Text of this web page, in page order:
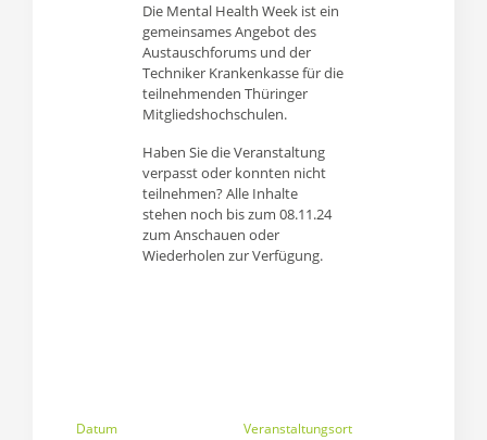
Die Mental Health Week ist ein
gemeinsames Angebot des
Austauschforums und der
Techniker Krankenkasse für die
teilnehmenden Thüringer
Mitgliedshochschulen.
Haben Sie die Veranstaltung
verpasst oder konnten nicht
teilnehmen?Alle Inhalte
stehen noch bis zum 08.11.24
zum Anschauen oder
Wiederholen zur Verfügung.
Datum
Veranstaltungsort